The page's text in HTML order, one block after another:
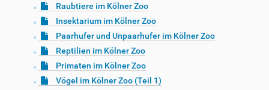
Raubtiere im Kölner Zoo
Insektarium im Kölner Zoo
Paarhufer und Unpaarhufer im Kölner Zoo
Reptilien im Kölner Zoo
Primaten im Kölner Zoo
Vögel im Kölner Zoo (Teil 1)